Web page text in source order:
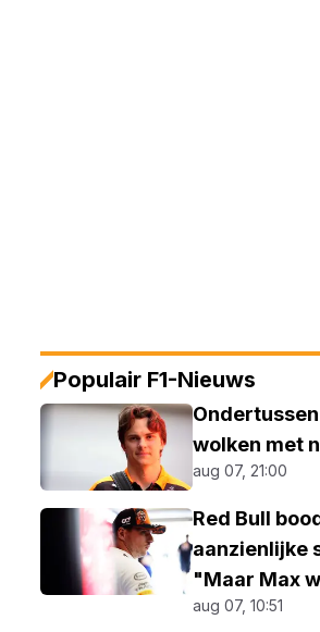
Populair F1-Nieuws
wolken met
aug 07, 21:00
Red Bull
aanzienlijke
"Maar Max
aug 07, 10:51